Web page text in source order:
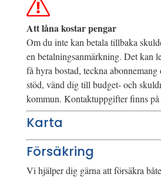
Att låna kostar pengar
Om du inte kan betala tillbaka
en betalningsanmärkning. Det kan
få hyra bostad, teckna
stöd, vänd dig till budget- och
kommun. Kontaktuppgifter finns på
Karta
Försäkring
Vi hjälper dig gärna att försäkra